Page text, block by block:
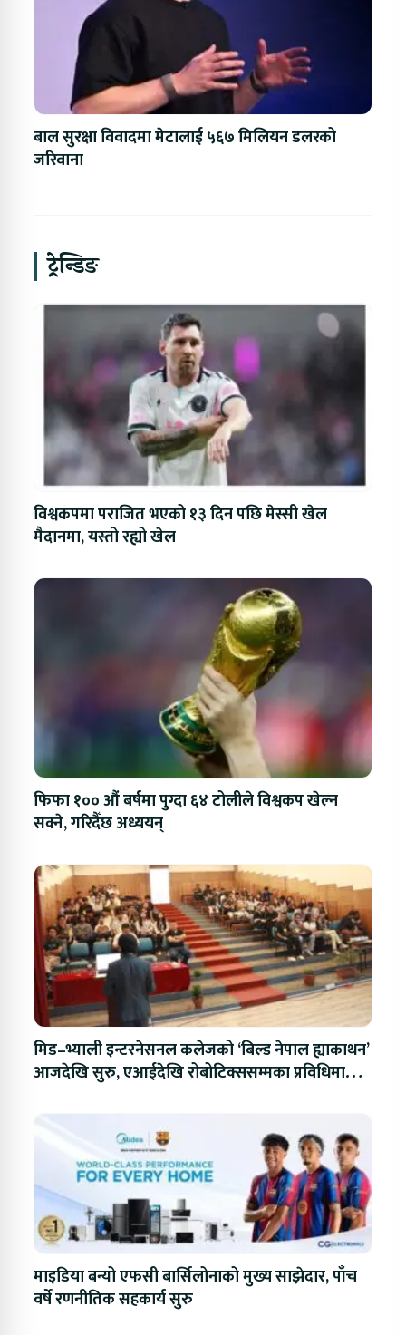
बाल सुरक्षा विवादमा मेटालाई ५६७ मिलियन डलरको
जरिवाना
ट्रेन्डिङ
विश्वकपमा पराजित भएको १३ दिन पछि मेस्सी खेल
मैदानमा, यस्तो रह्यो खेल
फिफा १०० औं बर्षमा पुग्दा ६४ टोलीले विश्वकप खेल्न
सक्ने, गरिदैँछ अध्ययन्
मिड–भ्याली इन्टरनेसनल कलेजको ‘बिल्ड नेपाल ह्याकाथन’
आजदेखि सुरु, एआईदेखि रोबोटिक्ससम्मका प्रविधिमा
माइडिया बन्यो एफसी बार्सिलोनाको मुख्य साझेदार, पाँच
वर्षे रणनीतिक सहकार्य सुरु